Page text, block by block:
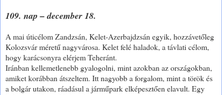
109. nap – december 18.
A mai úticélom Zandzsán, Kelet-Azerbajdzsán egyik, hozzávetőleg
Kolozsvár méretű nagyvárosa. Kelet felé haladok, a távlati célom,
hogy karácsonyra elérjem Teheránt.
Iránban kellemetlenebb gyalogolni, mint azokban az országokban,
amiket korábban átszeltem. Itt nagyobb a forgalom, mint a török és
a bolgár utakon, ráadásul a járműpark elképesztően elavult. Egy